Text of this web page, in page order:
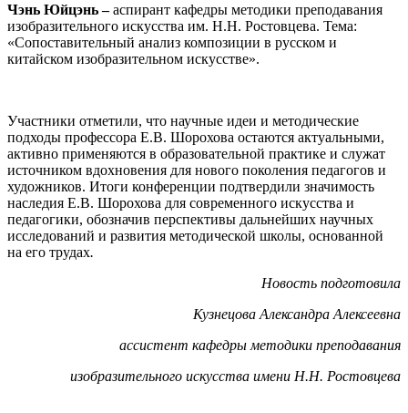
Чэнь Юйцэнь –аспирант кафедры методики преподавания
изобразительного искусства им. Н.Н. Ростовцева. Тема:
«Сопоставительный анализ композиции в русском и
китайском изобразительном искусстве».
Участники отметили, что научные идеи и методические
подходы профессора Е.В. Шорохова остаются актуальными,
активно применяются в образовательной практике и служат
источником вдохновения для нового поколения педагогов и
художников. Итоги конференции подтвердили значимость
наследия Е.В. Шорохова для современного искусства и
педагогики, обозначив перспективы дальнейших научных
исследований и развития методической школы, основанной
на его трудах.
Новость подготовила
Кузнецова Александра Алексеевна
ассистент кафедры методики преподавания
изобразительного искусства имени Н.Н. Ростовцева